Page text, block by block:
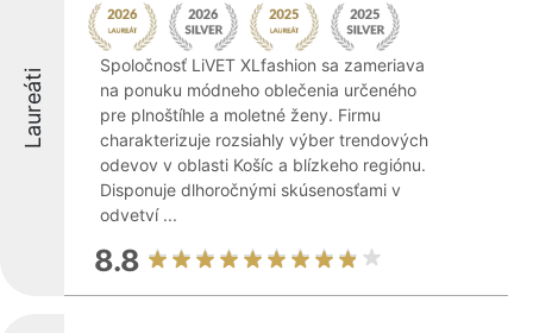
Laureáti
Spoločnosť LiVET XLfashion sa zameriava
na ponuku módneho oblečenia určeného
pre plnoštíhle a moletné ženy. Firmu
charakterizuje rozsiahly výber trendových
odevov v oblasti Košíc a blízkeho regiónu.
Disponuje dlhoročnými skúsenosťami v
odvetví ...
8.8